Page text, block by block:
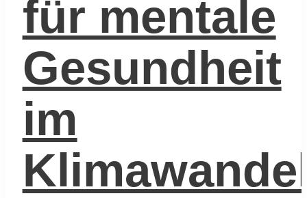
für mentale
Gesundheit
im